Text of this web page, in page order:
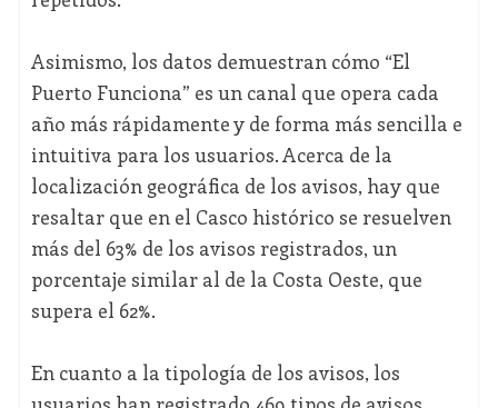
Asimismo, los datos demuestran cómo “El
Puerto Funciona” es un canal que opera cada
año más rápidamente y de forma más sencilla e
intuitiva para los usuarios. Acerca de la
localización geográfica de los avisos, hay que
resaltar que en el Casco histórico se resuelven
más del 63% de los avisos registrados, un
porcentaje similar al de la Costa Oeste, que
supera el 62%.
En cuanto a la tipología de los avisos, los